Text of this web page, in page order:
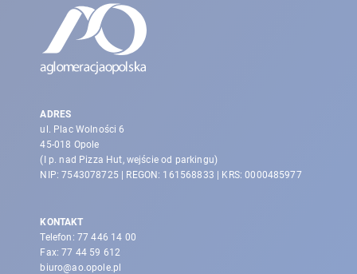
ADRES
ul. Plac Wolności 6
45-018 Opole
(I p. nad Pizza Hut, wejście od parkingu)
NIP: 7543078725 | REGON: 161568833 | KRS: 0000485977
KONTAKT
Telefon: 77 446 14 00
Fax:77 44 59 612
biuro@ao.opole.pl